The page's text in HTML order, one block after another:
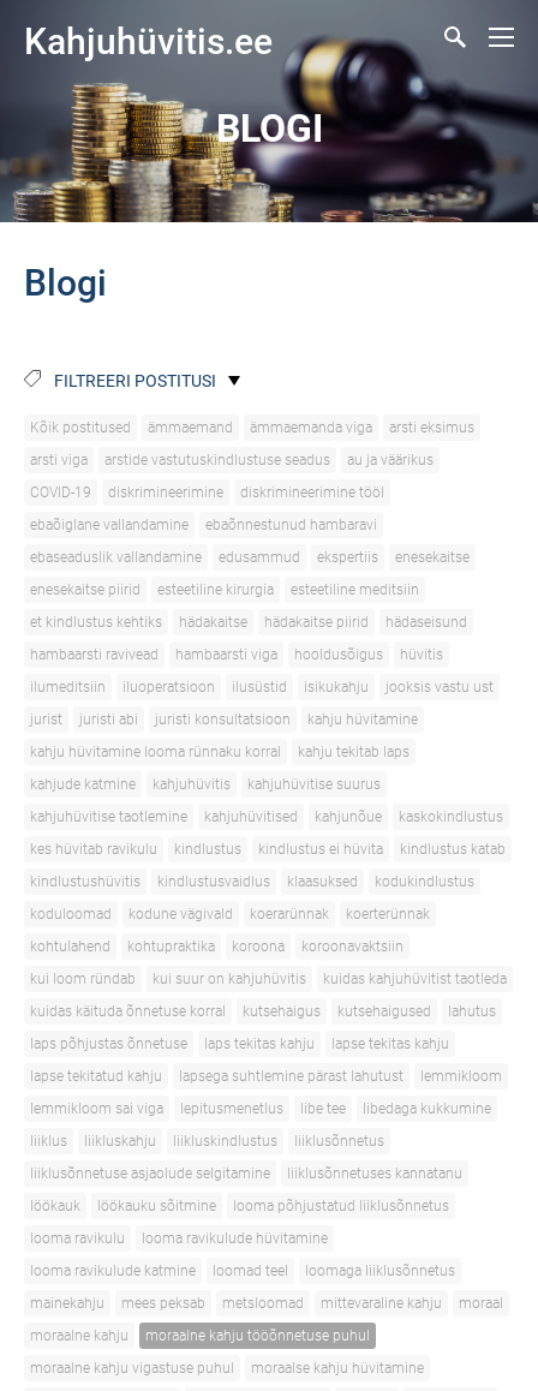
Kahjuhüvitis.ee
BLOGI
Blogi
FILTREERI POSTITUSI
Kõik postitused ämmaemand ämmaemanda viga
arsti eksimus
arsti viga
arstide vastutuskindlustuse seadus
au ja väärikus
COVID-19
diskrimineerimine
diskrimineerimine tööl
ebaõiglane vallandamine
ebaõnnestunud hambaravi
ebaseaduslik vallandamine
edusammud ekspertiis
enesekaitse
enesekaitse piirid
esteetiline kirurgia
esteetiline meditsiin
et kindlustus kehtiks
hädakaitse hädakaitse piirid
hädaseisund
hambaarsti ravivead
hambaarsti viga hooldusõigus
hüvitis
ilumeditsiin
iluoperatsioon ilusüstid isikukahju
jooksis vastu ust
jurist
juristi abi juristi konsultatsioon
kahju hüvitamine
kahju hüvitamine looma rünnaku korral
kahju tekitab laps
kahjude katmine
kahjuhüvitis
kahjuhüvitise suurus
kahjuhüvitise taotlemine
kahjuhüvitised kahjunõue
kaskokindlustus
kes hüvitab ravikulu
kindlustus kindlustus ei hüvita
kindlustus katab
kindlustushüvitis
kindlustusvaidlus klaasuksed
kodukindlustus
koduloomad
kodune vägivald koerarünnak
koerterünnak
kohtulahend
kohtupraktika koroona
koroonavaktsiin
kui loom ründab
kui suur on kahjuhüvitis
kuidas kahjuhüvitist taotleda
kuidas käituda õnnetuse korral
kutsehaigus kutsehaigused
lahutus
laps põhjustas õnnetuse
laps tekitas kahju
lapse tekitas kahju
lapse tekitatud kahju
lapsega suhtlemine pärast lahutust
lemmikloom
lemmikloom sai viga
lepitusmenetlus libe tee
libedaga kukkumine
liiklus
liikluskahju liikluskindlustus
liiklusõnnetus
liiklusõnnetuse asjaolude selgitamine
liiklusõnnetuses kannatanu
löökauk
löökauku sõitmine
looma põhjustatud liiklusõnnetus
looma ravikulu
looma ravikulude hüvitamine
looma ravikulude katmine
loomad teel
loomaga liiklusõnnetus
mainekahju
mees peksab metsloomad mittevaraline kahju
moraal
moraalne kahju
moraalne kahju tööõnnetuse puhul
moraalne kahju vigastuse puhul
moraalse kahju hüvitamine